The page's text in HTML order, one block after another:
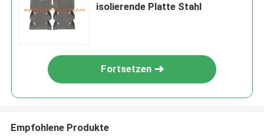
isolierende Platte Stahl
Fortsetzen
Empfohlene Produkte